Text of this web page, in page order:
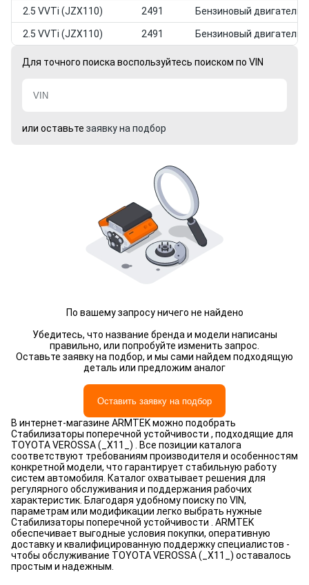
2.5 VVTi (JZX110) 2491 Бензиновый двигатель
2.5 VVTi (JZX110) 2491 Бензиновый двигатель
Для точного поиска воспользуйтесь поиском по VIN
или оставьте заявку на подбор
По вашему запросу ничего не найдено
Убедитесь, что название бренда и модели написаны
правильно, или попробуйте изменить запрос.
Оставьте заявку на подбор, и мы сами найдем подходящую
деталь или предложим аналог
Оставить заявку на подбор
В интернет-магазине ARMTEK можно подобрать
Стабилизаторы поперечной устойчивости , подходящие для
TOYOTA VEROSSA (_X11_) . Все позиции каталога
соответствуют требованиям производителя и особенностям
конкретной модели, что гарантирует стабильную работу
систем автомобиля. Каталог охватывает решения для
регулярного обслуживания и поддержания рабочих
характеристик. Благодаря удобному поиску по VIN,
параметрам или модификации легко выбрать нужные
Стабилизаторы поперечной устойчивости . ARMTEK
обеспечивает выгодные условия покупки, оперативную
доставку и квалифицированную поддержку специалистов -
чтобы обслуживание TOYOTA VEROSSA (_X11_) оставалось
простым и надежным.